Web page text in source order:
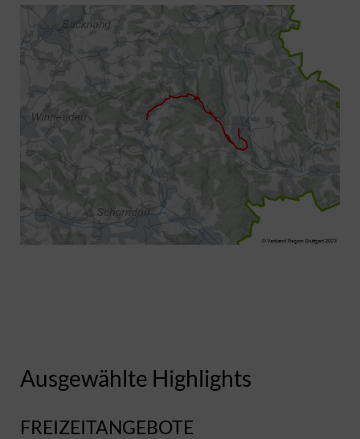
Ausgewählte Highlights
FREIZEITANGEBOTE